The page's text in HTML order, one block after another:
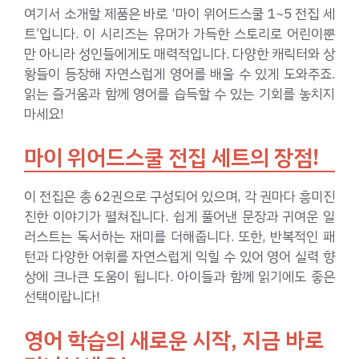
여기서 소개할 제품은 바로 ‘마이 위어드스쿨 1~5 전집 세
트’입니다. 이 시리즈는 유머가 가득한 스토리로 어린이뿐
만 아니라 성인들에게도 매력적입니다. 다양한 캐릭터와 상
황들이 등장해 자연스럽게 영어를 배울 수 있게 도와주죠.
읽는 즐거움과 함께 영어를 습득할 수 있는 기회를 놓치지
마세요!
마이 위어드스쿨 전집 세트의 장점!
이 전집은 총 62권으로 구성되어 있으며, 각 권마다 흥미진
진한 이야기가 펼쳐집니다. 쉽게 풀어낸 문장과 귀여운 일
러스트는 독서하는 재미를 더해줍니다. 또한, 반복적인 패
턴과 다양한 어휘를 자연스럽게 익힐 수 있어 영어 실력 향
상에 크나큰 도움이 됩니다. 아이들과 함께 읽기에도 좋은
선택이랍니다!
영어 학습의 새로운 시작, 지금 바로